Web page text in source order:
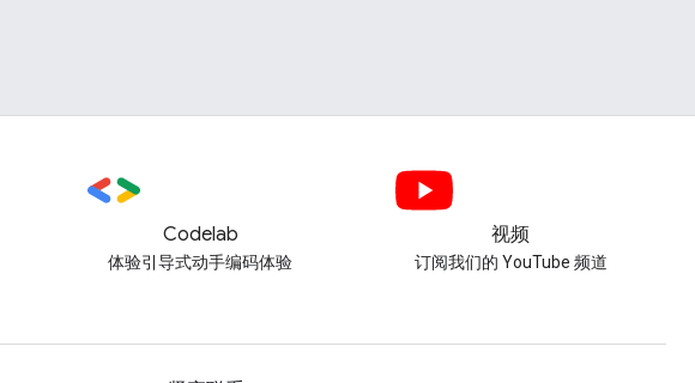
Codelab
体验引导式动手编码体验
视频
订阅我们的 YouTube 频道